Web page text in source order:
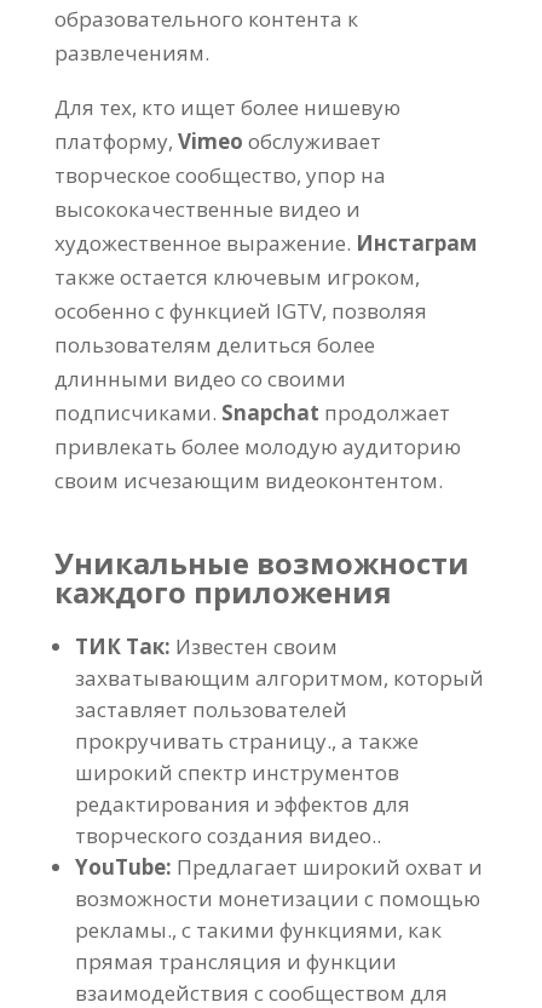
образовательного контента к
развлечениям.
Для тех, кто ищет более нишевую
платформу, Vimeo обслуживает
творческое сообщество, упор на
высококачественные видео и
художественное выражение. Инстаграм
также остается ключевым игроком,
особенно с функцией IGTV, позволяя
пользователям делиться более
длинными видео со своими
подписчиками. Snapchat продолжает
привлекать более молодую аудиторию
своим исчезающим видеоконтентом.
Уникальные возможности
каждого приложения
ТИК Так: Известен своим
захватывающим алгоритмом, который
заставляет пользователей
прокручивать страницу., а также
широкий спектр инструментов
редактирования и эффектов для
творческого создания видео..
YouTube: Предлагает широкий охват и
возможности монетизации с помощью
рекламы., с такими функциями, как
прямая трансляция и функции
взаимодействия с сообществом для